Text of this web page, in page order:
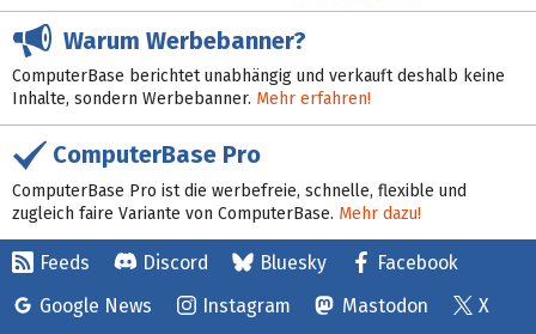
Warum Werbebanner?
ComputerBase berichtet unabhängig und verkauft deshalb keine
Inhalte, sondern Werbebanner. Mehr erfahren!
ComputerBase Pro
ComputerBase Pro ist die werbefreie, schnelle, flexible und
zugleich faire Variante von ComputerBase. Mehr dazu!
Feeds Discord Bluesky
Facebook
Google News
Instagram Mastodon X